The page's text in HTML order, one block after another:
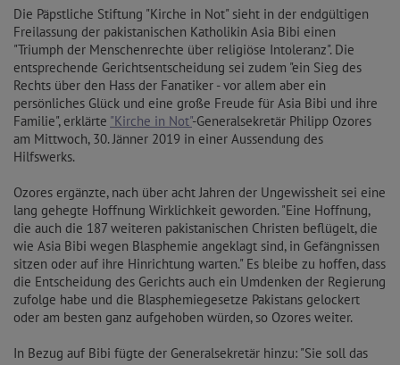
Die Päpstliche Stiftung "Kirche in Not" sieht in der endgültigen
Freilassung der pakistanischen Katholikin Asia Bibi einen
"Triumph der Menschenrechte über religiöse Intoleranz". Die
entsprechende Gerichtsentscheidung sei zudem "ein Sieg des
Rechts über den Hass der Fanatiker - vor allem aber ein
persönliches Glück und eine große Freude für Asia Bibi und ihre
Familie", erklärte "Kirche in Not"-Generalsekretär Philipp Ozores
am Mittwoch, 30. Jänner 2019 in einer Aussendung des
Hilfswerks.
Ozores ergänzte, nach über acht Jahren der Ungewissheit sei eine
lang gehegte Hoffnung Wirklichkeit geworden. "Eine Hoffnung,
die auch die 187 weiteren pakistanischen Christen beflügelt, die
wie Asia Bibi wegen Blasphemie angeklagt sind, in Gefängnissen
sitzen oder auf ihre Hinrichtung warten." Es bleibe zu hoffen, dass
die Entscheidung des Gerichts auch ein Umdenken der Regierung
zufolge habe und die Blasphemiegesetze Pakistans gelockert
oder am besten ganz aufgehoben würden, so Ozores weiter.
In Bezug auf Bibi fügte der Generalsekretär hinzu: "Sie soll das